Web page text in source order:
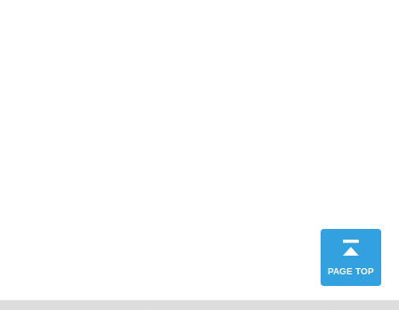
PAGE TOP